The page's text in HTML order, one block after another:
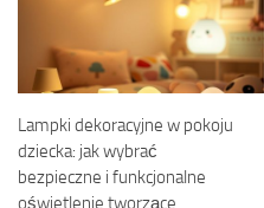
Lampki dekoracyjne w pokoju
dziecka: jak wybrać
bezpieczne i funkcjonalne
oświetlenie tworzące